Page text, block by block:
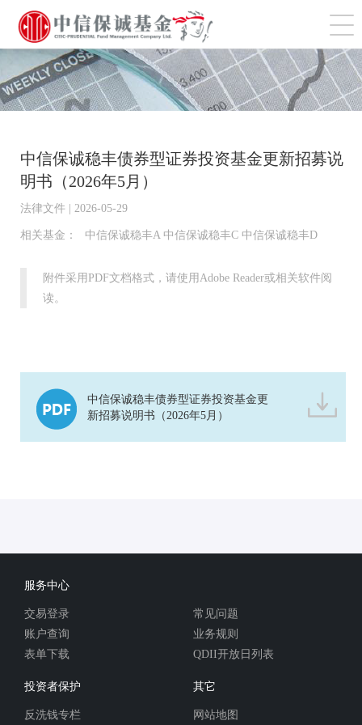
切
中信保诚稳丰债券型证券投资基金更新招募说
明书（2026年5月）
法律文件 | 2026-05-29
相关基金： 中信保诚稳丰A 中信保诚稳丰C 中信保诚稳丰D
附件采用PDF文档格式，请使用Adobe Reader或相关软件阅
读。
中信保诚稳丰债券型证券投资基金更
新招募说明书（2026年5月）
服务中心
交易登录
账户查询
表单下载
常见问题
业务规则
QDII开放日列表
投资者保护
反洗钱专栏
其它
网站地图